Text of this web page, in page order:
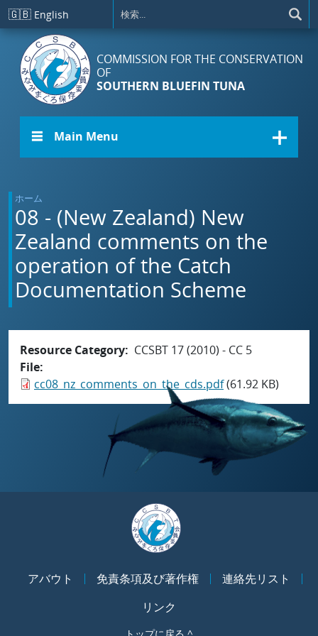
メインコンテンツに移動
🇬🇧 English
COMMISSION FOR THE CONSERVATION
OF
SOUTHERN BLUEFIN TUNA
☰ Main Menu
ホーム
08 - (New Zealand) New
Zealand comments on the
operation of the Catch
Documentation Scheme
Resource Category
CCSBT 17 (2010) - CC 5
File
cc08_nz_comments_on_the_cds.pdf(61.92 KB)
アバウト 免責条項及び著作権
連絡先リスト
リンク